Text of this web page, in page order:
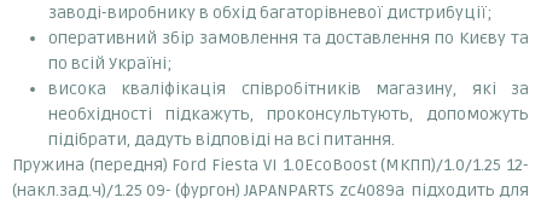
заводі-виробнику в обхід багаторівневої дистрибуції;
оперативний збір замовлення та доставлення по Києву та
по всій Україні;
висока кваліфікація співробітників магазину, які за
необхідності підкажуть, проконсультують, допоможуть
підібрати, дадуть відповіді на всі питання.
Пружина (передня) Ford Fiesta VI 1.0EcoBoost (МКПП)/1.0/1.25 12-
(накл.зад.ч)/1.25 09- (фургон) JAPANPARTS zc4089a підходить для